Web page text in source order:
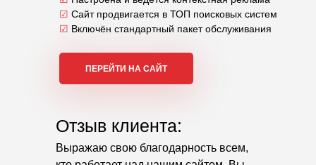
☑ Сайт продвигается в ТОП поисковых систем
☑ Включён стандартный пакет обслуживания
Отзыв клиента:
Выражаю свою благодарность всем,
ПЕРЕЙТИ НА САЙТ